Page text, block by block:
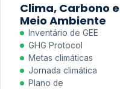
Clima, Carbono e
Meio Ambiente
Inventário de GEE
GHG Protocol
Metas climáticas
Jornada climática
Plano de